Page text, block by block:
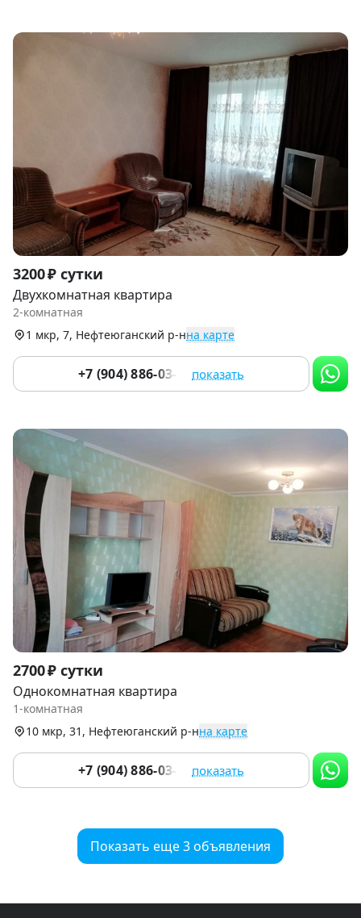
Item
1
of
3200 ₽ сутки
Двухкомнатная квартира
2-комнатная
1 мкр, 7, Нефтеюганский р-нна карте
+7 (904) 886-03-13 показать
Item
1
of
2700 ₽ сутки
Однокомнатная квартира
1-комнатная
10 мкр, 31, Нефтеюганский р-нна карте
+7 (904) 886-03-13 показать
Показать еще 3 объявления